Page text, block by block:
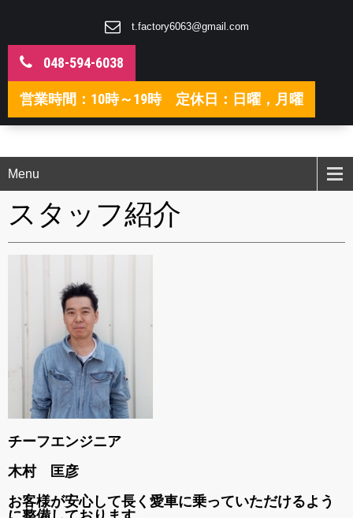
t.factory6063@gmail.com
048-594-6038
営業時間：10時～19時 定休日：日曜，月曜
Menu
スタッフ紹介
チーフエンジニア
木村 匡彦
お客様が安心して長く愛車に乗っていただけるよう